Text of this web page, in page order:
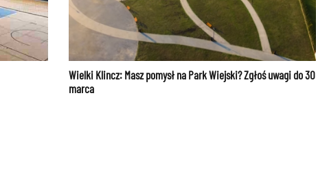
Wielki Klincz: Masz pomysł na Park Wiejski? Zgłoś uwagi do 30
marca